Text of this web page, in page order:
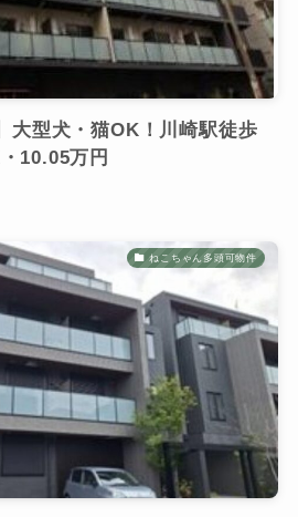
大型犬・猫OK！川崎駅徒歩
10.05万円
ねこちゃん多頭可物件